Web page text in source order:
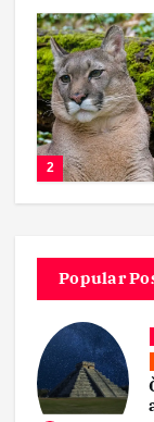
2
Popular